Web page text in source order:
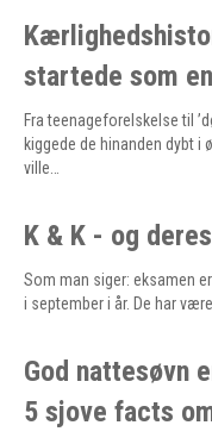
startede som
Fra teenageforelskelse til
kiggede de hinanden dybt i
ville…
K & K - og
Som man siger: eksamen
i september i år. De har
God nattesøvn
5 sjove facts